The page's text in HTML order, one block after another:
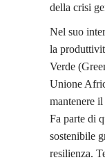
della crisi
Nel suo
la
Verde
Unione
mantenere
Fa parte di
sostenibile
resilienza.